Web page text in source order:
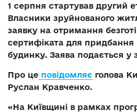
1 серпня стартував другий
Власники зруйнованого
заявку на отримання
сертифіката для придбання
будинку. Заява подається у
Про це повідомляє голова
Руслан Кравченко.
«На Київщині в рамках